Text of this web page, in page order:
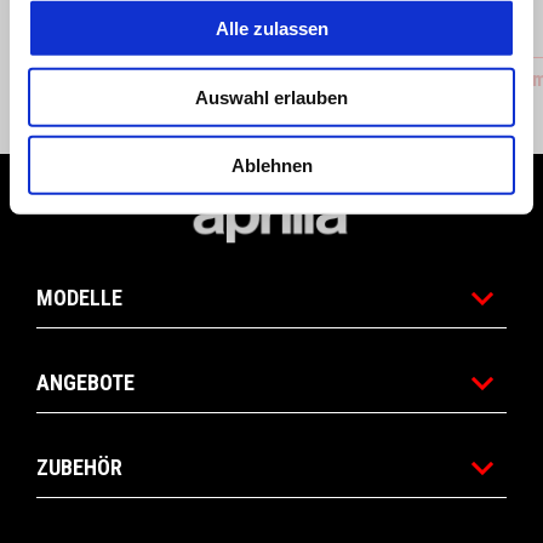
Alle zulassen
Auswahl erlauben
Ablehnen
Fußnote
MODELLE
ANGEBOTE
ZUBEHÖR